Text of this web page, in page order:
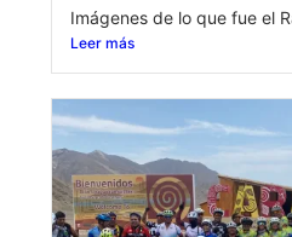
Imágenes de lo que fue el
Leer más